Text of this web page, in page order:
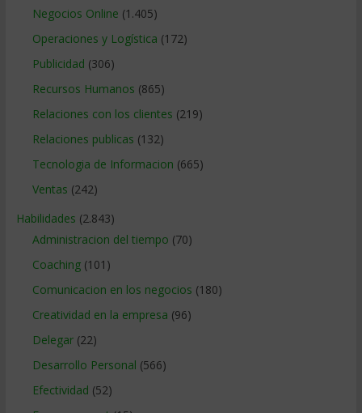
Negocios Online (1.405)
Operaciones y Logística (172)
Publicidad (306)
Recursos Humanos (865)
Relaciones con los clientes (219)
Relaciones publicas (132)
Tecnologia de Informacion (665)
Ventas (242)
Habilidades (2.843)
Administracion del tiempo (70)
Coaching(101)
Comunicacion en los negocios (180)
Creatividad en la empresa (96)
Delegar(22)
Desarrollo Personal (566)
Efectividad (52)